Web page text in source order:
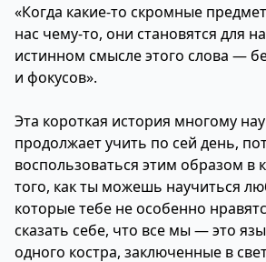
«Когда какие-то скромные
нас чему-то, они становятся для
истинном смысле этого слова —
и фокусов».
Эта короткая история многому
продолжает учить по сей день,
воспользоваться этим образом в
того, как ты можешь научиться
которые тебе не особенно
сказать себе, что все мы — это
одного костра, заключенные в